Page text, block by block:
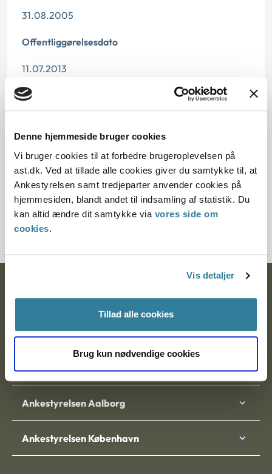
Denne hjemmeside bruger cookies
Vi bruger cookies til at forbedre brugeroplevelsen på
ast.dk. Ved at tillade alle cookies giver du samtykke til, at
Ankestyrelsen samt tredjeparter anvender cookies på
hjemmesiden, blandt andet til indsamling af statistik. Du
kan altid ændre dit samtykke via vores side om
cookies.
Vis detaljer
Tillad alle cookies
Brug kun nødvendige cookies
31.08.2005
Offentliggørelsesdato
11.07.2013
Denne principafgørelse er kasseret den 25. juni
2019, da den er erstattet af principafgørelse 106-15.
Paragraf
§ 18 § 34
Journalnummer
6000031-05
Nytorv 7, 2. sal
9000 Aalborg
Ankestyrelsen Aalborg
Ankestyrelsen København